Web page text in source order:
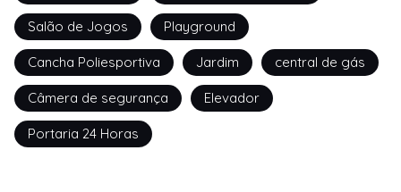
Salão de Jogos Playground
Cancha Poliesportiva Jardim central de gás
Câmera de segurança Elevador
Portaria 24 Horas